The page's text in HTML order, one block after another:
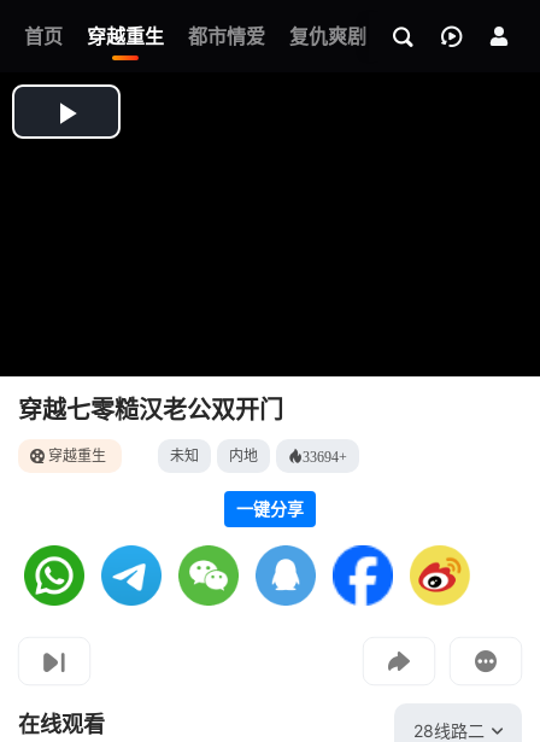
首页 穿越重生 都市情爱 复仇爽剧 玄幻武侠 奇幻
我的观影记录
穿越七零糙汉老公双开门
穿越重生 未知 内地 33694+
一键分享
视频报错
如果是遇到无法播放请提交反馈
教程：把手机影片投到电视上播放
在线观看 28线路二